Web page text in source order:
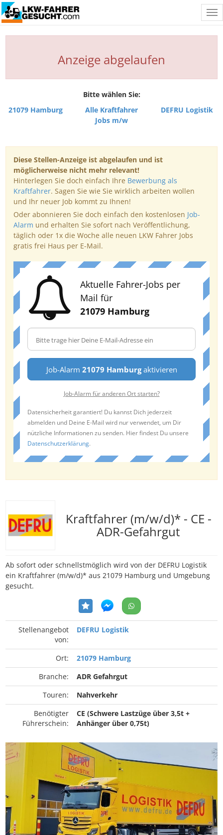
Anzeige abgelaufen
Bitte wählen Sie:
21079 Hamburg
Alle Kraftfahrer
Jobs m/w
DEFRU Logistik
Diese Stellen-Anzeige ist abgelaufen und ist
möglicherweise nicht mehr relevant!
Hinterlegen Sie doch einfach Ihre Bewerbung als
Kraftfahrer. Sagen Sie wie Sie wirklich arbeiten wollen
und Ihr neuer Job kommt zu Ihnen!
Oder abonnieren Sie doch einfach den kostenlosen Job-
Alarm und erhalten Sie sofort nach Veröffentlichung,
täglich oder 1x die Woche alle neuen LKW Fahrer Jobs
gratis frei Haus per E-Mail.
Aktuelle Fahrer-Jobs per
Mail für
21079 Hamburg
Job-Alarm 21079 Hamburgaktivieren
Job-Alarm für anderen Ort starten?
Datensicherheit garantiert! Du kannst Dich jederzeit
abmelden und Deine E-Mail wird nur verwendet, um Dir
nützliche Informationen zu senden. Hier findest Du unsere
Datenschutzerklärung.
Kraftfahrer (m/w/d)* - CE -
ADR-Gefahrgut
Ab sofort oder schnellstmöglich wird von der DEFRU Logistik
ein Kraftfahrer (m/w/d)* aus 21079 Hamburg und Umgebung
gesucht.
Stellenangebot
von:
DEFRU Logistik
Ort:
21079 Hamburg
Branche:
ADR Gefahrgut
Touren:
Nahverkehr
Benötigter
Führerschein:
CE (Schwere Lastzüge über 3,5t +
Anhänger über 0,75t)